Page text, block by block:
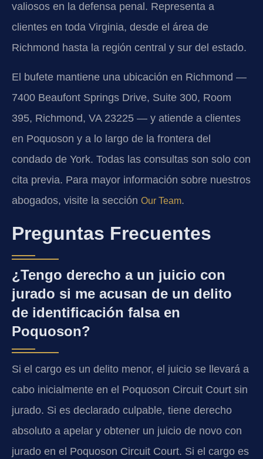
valiosos en la defensa penal. Representa a
clientes en toda Virginia, desde el área de
Richmond hasta la región central y sur del estado.
El bufete mantiene una ubicación en Richmond —
7400 Beaufont Springs Drive, Suite 300, Room
395, Richmond, VA 23225 — y atiende a clientes
en Poquoson y a lo largo de la frontera del
condado de York. Todas las consultas son solo con
cita previa. Para mayor información sobre nuestros
abogados, visite la sección Our Team.
Preguntas Frecuentes
¿Tengo derecho a un juicio con
jurado si me acusan de un delito
de identificación falsa en
Poquoson?
Si el cargo es un delito menor, el juicio se llevará a
cabo inicialmente en el Poquoson Circuit Court sin
jurado. Si es declarado culpable, tiene derecho
absoluto a apelar y obtener un juicio de novo con
jurado en el Poquoson Circuit Court. Si el cargo es